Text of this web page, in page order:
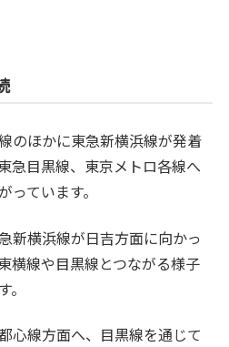
のほかに東急新横浜線が発着
急目黒線、東京メトロ各線へ
っています。
新横浜線が日吉方面に向かっ
横線や目黒線とつながる様子
心線方面へ、目黒線を通じて